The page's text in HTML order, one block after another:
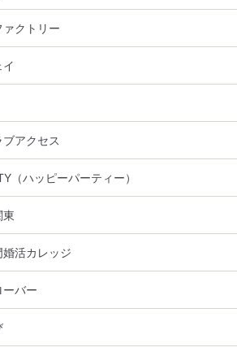
クトリー
アクセス
（ハッピーパーティー）
東
活カレッジ
バー